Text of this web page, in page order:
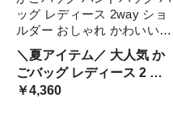
ッグ レディース 2way ショ
ルダー おしゃれ かわいい
大人 籠 春 夏 バック 斜めが
け 肩がけ 手さげ バンブー
ワンショルダー カゴ カバン
ファッション レ 鞄
＼夏アイテム／ 大人気 か
ごバッグ レディース 2 シ
ョルダーバッグ ハンドバッ
￥4,360